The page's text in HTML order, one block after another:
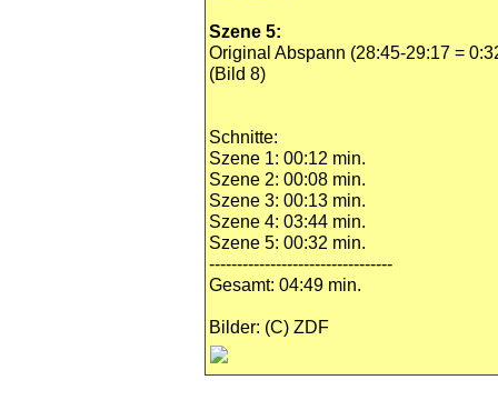
Szene 5:
Original Abspann (28:45-29:17 =
(Bild 8)
Schnitte:
Szene 1: 00:12 min.
Szene 2: 00:08 min.
Szene 3: 00:13 min.
Szene 4: 03:44 min.
Szene 5: 00:32 min.
---------------------------------
Gesamt: 04:49 min.
Bilder: (C) ZDF